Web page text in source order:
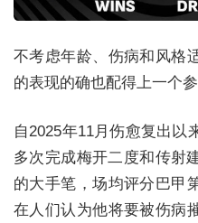
不考虑年龄、伤病和风格
的表现的确也配得上一个参
自2025年11月伤愈复出以
多次完成梅开二度和传射
的大手笔，场均评分巴甲
在人们认为他将要被伤病